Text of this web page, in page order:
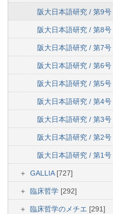
阪大日本語研究 / 第9号
阪大日本語研究 / 第8号
阪大日本語研究 / 第7号
阪大日本語研究 / 第6号
阪大日本語研究 / 第5号
阪大日本語研究 / 第4号
阪大日本語研究 / 第3号
阪大日本語研究 / 第2号
阪大日本語研究 / 第1号
GALLIA [727]
臨床哲学 [292]
臨床哲学のメチエ [291]